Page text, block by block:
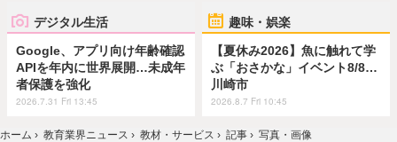
デジタル生活
Google、アプリ向け年齢確認
APIを年内に世界展開…未成年
者保護を強化
2026.7.31 Fri 13:45
趣味・娯楽
【夏休み2026】魚に触れて学
ぶ「おさかな」イベント8/8…
川崎市
2026.8.7 Fri 10:45
ホーム › 教育業界ニュース › 教材・サービス › 記事 › 写真・画像